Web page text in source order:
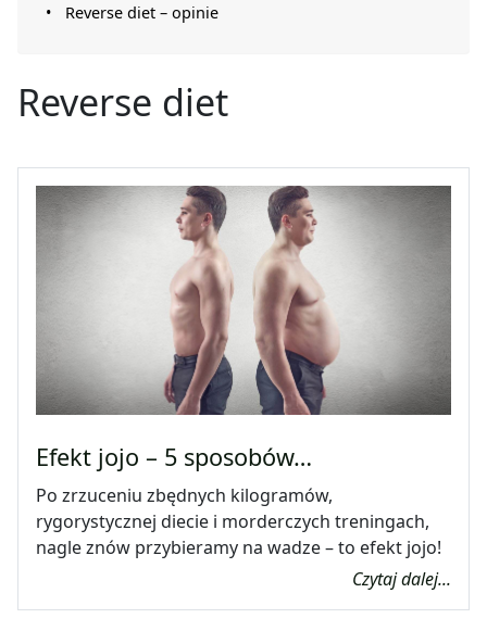
Reverse diet – opinie
Reverse diet
Efekt jojo – 5 sposobów…
Po zrzuceniu zbędnych kilogramów,
rygorystycznej diecie i morderczych treningach,
nagle znów przybieramy na wadze – to efekt jojo!
Czytaj dalej...